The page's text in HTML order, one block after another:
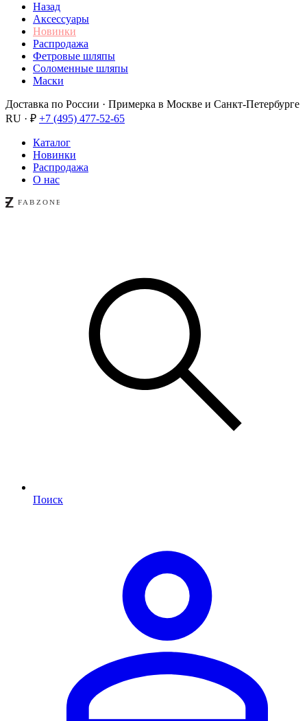
Назад
Аксессуары
Новинки
Распродажа
Фетровые шляпы
Соломенные шляпы
Маски
Доставка по России · Примерка в Москве и Санкт-Петербурге
RU · ₽ +7 (495) 477-52-65
Каталог
Новинки
Распродажа
О нас
Поиск